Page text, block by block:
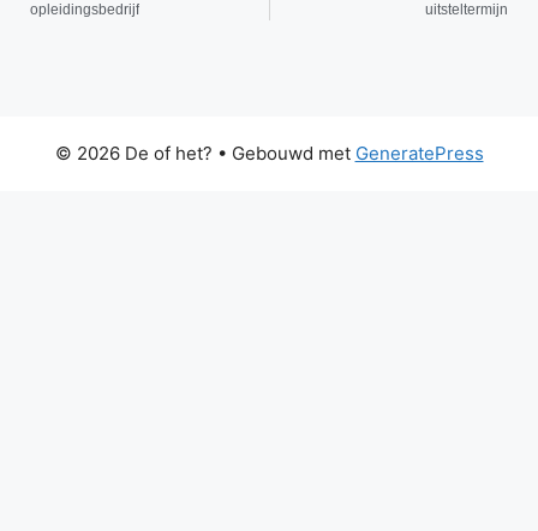
opleidingsbedrijf uitsteltermijn
© 2026 De of het? • Gebouwd met GeneratePress